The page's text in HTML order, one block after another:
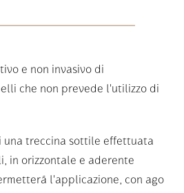
e non invasivo di
che non prevede l'utilizzo di
una treccina sottile effettuata
in orizzontale e aderente
l'applicazione, con ago